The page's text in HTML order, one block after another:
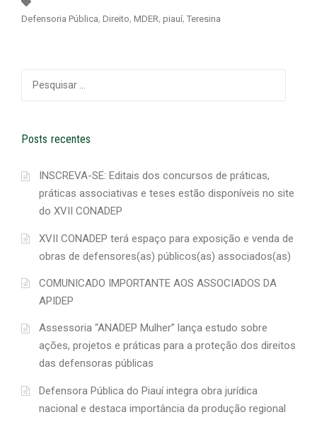
Defensoria Pública Direito MDER piauí Teresina
por:
Posts recentes
INSCREVA-SE: Editais dos concursos de práticas,
práticas associativas e teses estão disponíveis no site
do XVII CONADEP
XVII CONADEP terá espaço para exposição e venda de
obras de defensores(as) públicos(as) associados(as)
COMUNICADO IMPORTANTE AOS ASSOCIADOS DA
APIDEP
Assessoria “ANADEP Mulher” lança estudo sobre
ações, projetos e práticas para a proteção dos direitos
das defensoras públicas
Defensora Pública do Piauí integra obra jurídica
nacional e destaca importância da produção regional